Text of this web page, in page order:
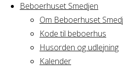
Beboerhuset Smedjen
Om Beboerhuset
Kode til beboerhus
Husorden og udlejning
Kalender
: